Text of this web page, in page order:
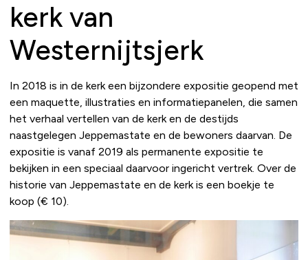
kerk van
Westernijtsjerk
In 2018 is in de kerk een bijzondere expositie geopend met
een maquette, illustraties en informatiepanelen, die samen
het verhaal vertellen van de kerk en de destijds
naastgelegen Jeppemastate en de bewoners daarvan. De
expositie is vanaf 2019 als permanente expositie te
bekijken in een speciaal daarvoor ingericht vertrek. Over de
historie van Jeppemastate en de kerk is een boekje te
koop (€ 10).